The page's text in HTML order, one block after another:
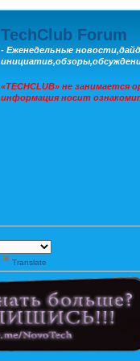
TechClub Forum
- Еженедельные
«TECHCLUB» не занимается
информация носит
Translate